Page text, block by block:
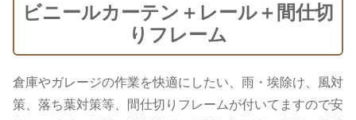
ビニールカーテン＋レール＋間仕切
りフレーム
倉庫やガレージの作業を快適にしたい、雨・埃除け、風対
策、落ち葉対策等、間仕切りフレームが付いてますので安